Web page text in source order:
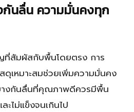
กันลื่น ความมั่นคงทุก
ที่สัมผัสกับพื้นโดยตรง การ
ดุเหมาะสมช่วยเพิ่มความมั่นคง
างกันลื่นที่คุณภาพดีควรมีพื้น
ไม่แข็งจนเกินไป